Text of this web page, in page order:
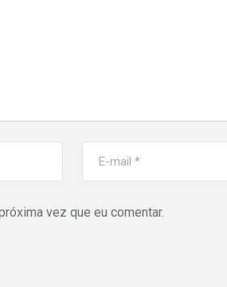
vez que eu comentar.